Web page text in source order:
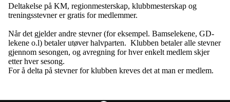
Deltakelse på KM, regionmesterskap, klubbmesterskap og
treningsstevner er gratis for medlemmer.
Når det gjelder andre stevner (for eksempel. Bamselekene, GD-
lekene o.l) betaler utøver halvparten. Klubben betaler alle stevner
gjennom sesongen, og avregning for hver enkelt medlem skjer
etter hver sesong.
For å delta på stevner for klubben kreves det at man er medlem.